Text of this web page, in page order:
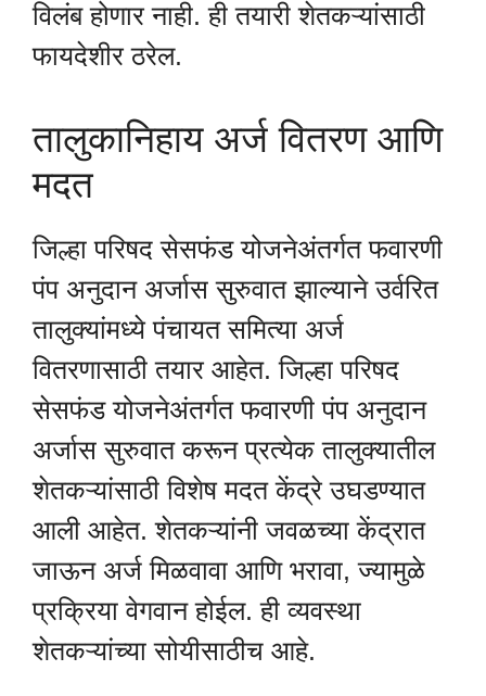
विलंब होणार नाही. ही तयारी शेतकऱ्यांसाठी
फायदेशीर ठरेल.
तालुकानिहाय अर्ज वितरण आणि
मदत
जिल्हा परिषद सेसफंड योजनेअंतर्गत फवारणी
पंप अनुदान अर्जास सुरुवात झाल्याने उर्वरित
तालुक्यांमध्ये पंचायत समित्या अर्ज
वितरणासाठी तयार आहेत. जिल्हा परिषद
सेसफंड योजनेअंतर्गत फवारणी पंप अनुदान
अर्जास सुरुवात करून प्रत्येक तालुक्यातील
शेतकऱ्यांसाठी विशेष मदत केंद्रे उघडण्यात
आली आहेत. शेतकऱ्यांनी जवळच्या केंद्रात
जाऊन अर्ज मिळवावा आणि भरावा, ज्यामुळे
प्रक्रिया वेगवान होईल. ही व्यवस्था
शेतकऱ्यांच्या सोयीसाठीच आहे.